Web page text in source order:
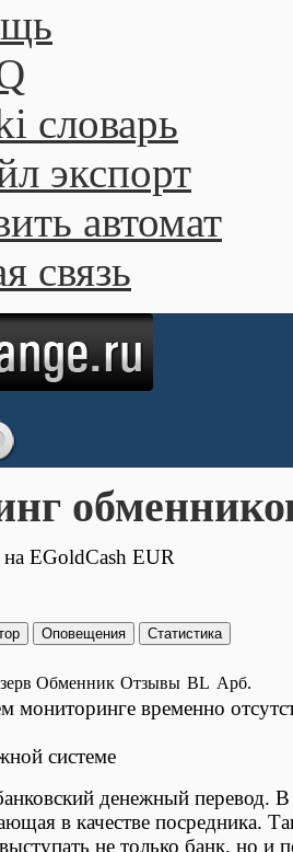
словарь
экспорт
автомат
связь
EGoldCash EUR
Обменник Отзывы BL Арб.
мониторинге временно
системе
денежный перевод. В
в качестве посредника.
не только банк, но и